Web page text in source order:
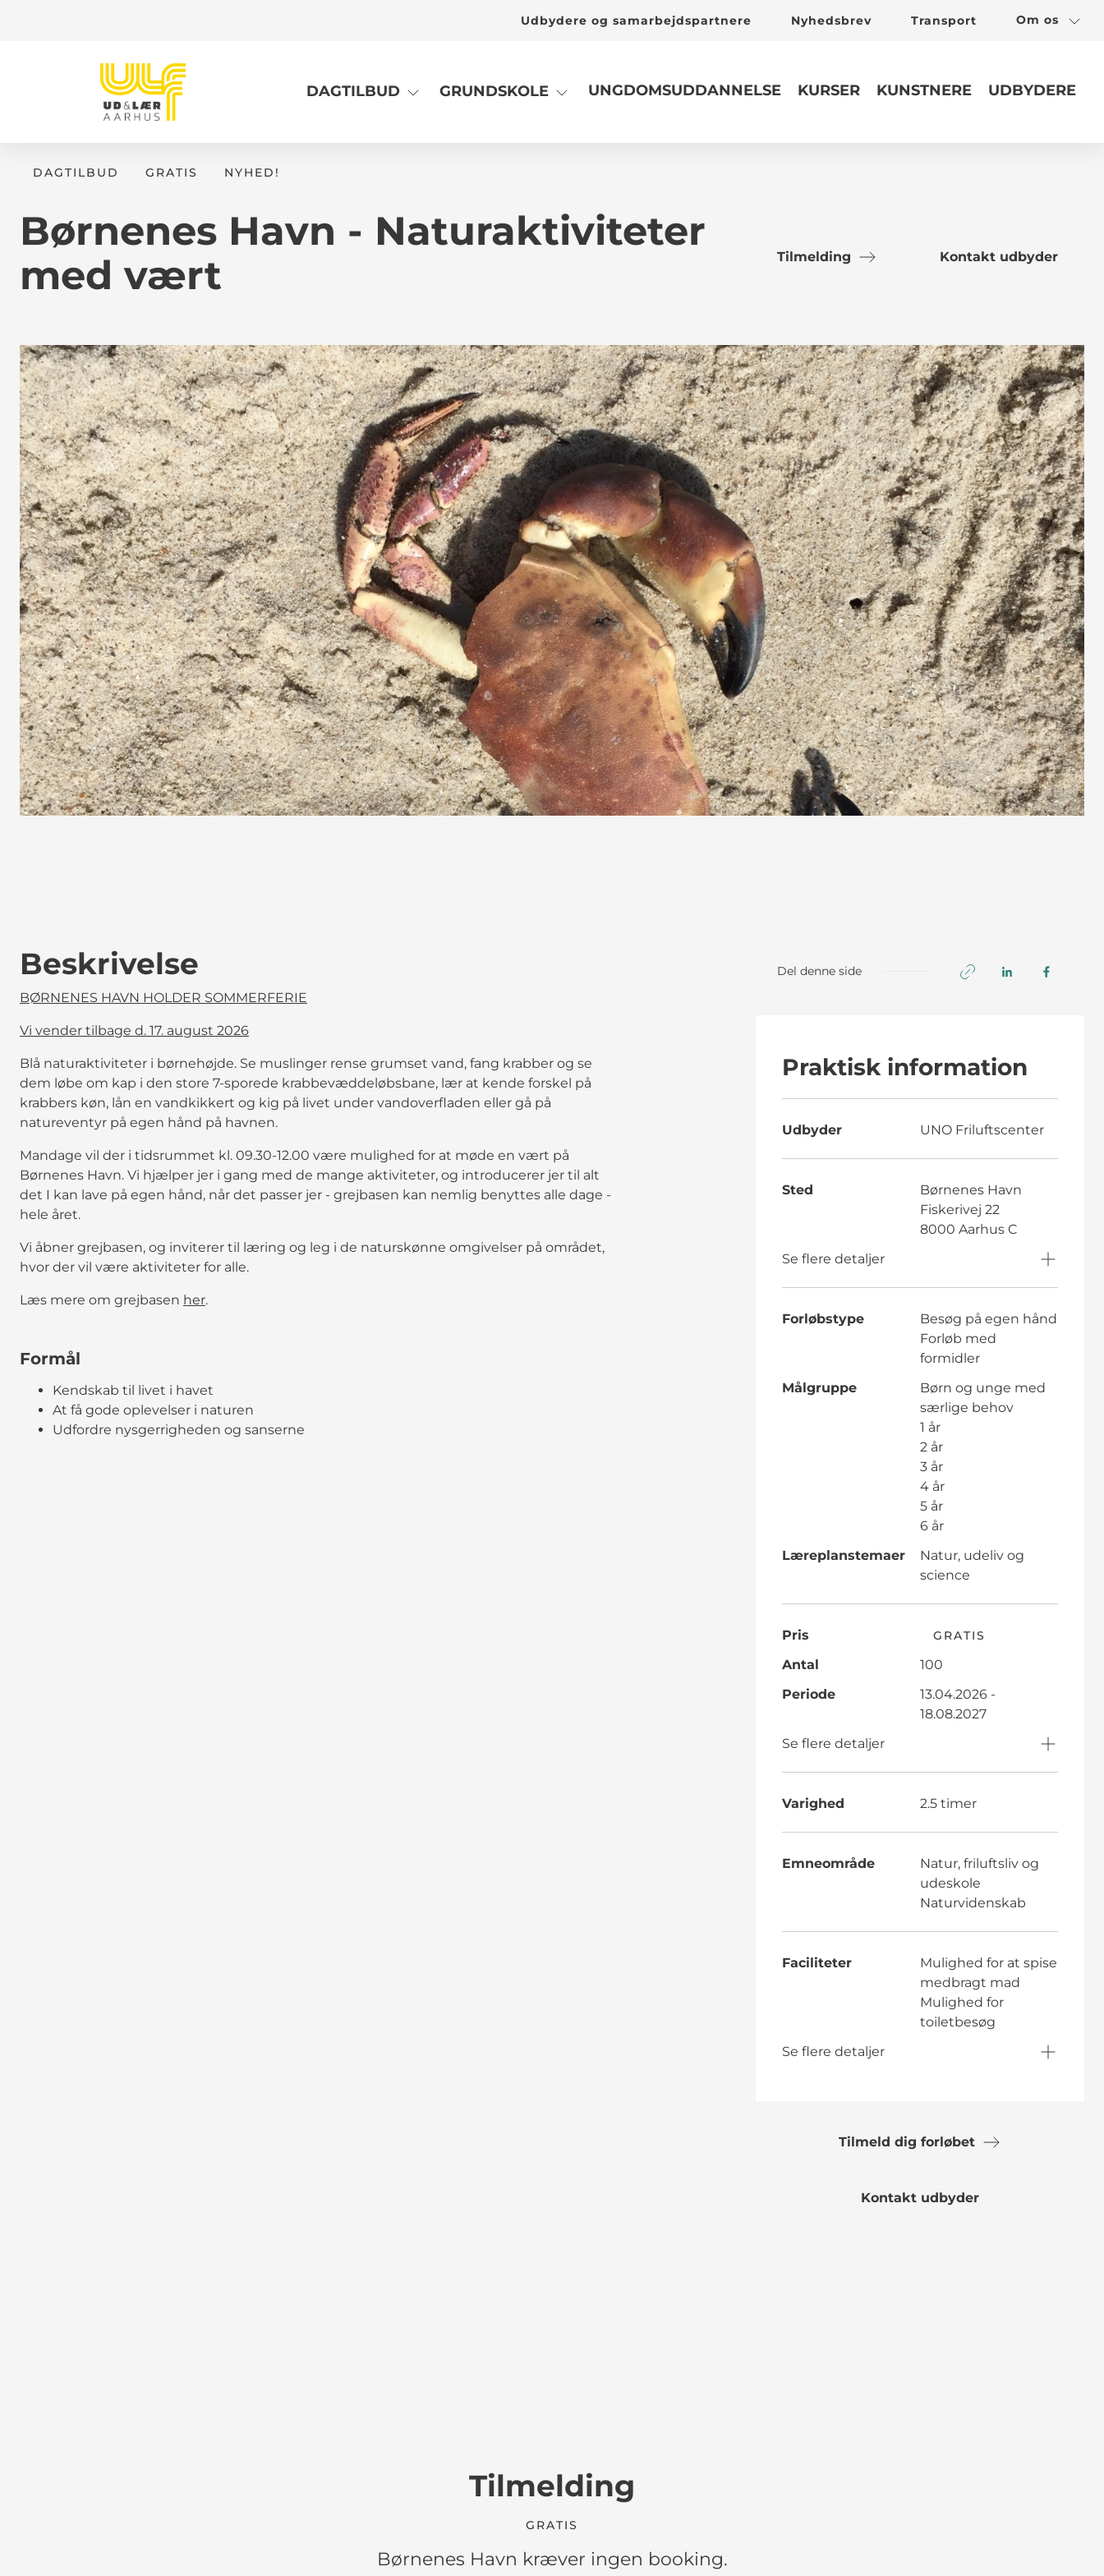
Udbydere og samarbejdspartnere Nyhedsbrev Transport Om os
DAGTILBUD GRUNDSKOLE UNGDOMSUDDANNELSE KURSER KUNSTNERE UDBYDERE
DAGTILBUD GRATIS NYHED!
Børnenes Havn - Naturaktiviteter
med vært
Tilmelding Kontakt udbyder
Beskrivelse
BØRNENES HAVN HOLDER SOMMERFERIE
Vi vender tilbage d. 17. august 2026
Blå naturaktiviteter i børnehøjde. Se muslinger rense grumset vand, fang krabber og se
dem løbe om kap i den store 7-sporede krabbevæddeløbsbane, lær at kende forskel på
krabbers køn, lån en vandkikkert og kig på livet under vandoverfladen eller gå på
natureventyr på egen hånd på havnen.
Mandage vil der i tidsrummet kl. 09.30-12.00 være mulighed for at møde en vært på
Børnenes Havn. Vi hjælper jer i gang med de mange aktiviteter, og introducerer jer til alt
det I kan lave på egen hånd, når det passer jer - grejbasen kan nemlig benyttes alle dage -
hele året.
Vi åbner grejbasen, og inviterer til læring og leg i de naturskønne omgivelser på området,
hvor der vil være aktiviteter for alle.
Læs mere om grejbasen her.
Formål
Kendskab til livet i havet
At få gode oplevelser i naturen
Udfordre nysgerrigheden og sanserne
Del denne side
Praktisk information
Udbyder UNO Friluftscenter
Sted
Børnenes Havn
Fiskerivej 22
8000 Aarhus C
Se flere detaljer
Forløbstype
Besøg på egen hånd
Forløb med
formidler
Målgruppe
Børn og unge med
særlige behov
1 år
2 år
3 år
4 år
5 år
6 år
Læreplanstemaer
Natur, udeliv og
science
Pris GRATIS
Antal
100
Periode
13.04.2026 -
18.08.2027
Se flere detaljer
Varighed 2.5 timer
Emneområde
Natur, friluftsliv og
udeskole
Naturvidenskab
Faciliteter
Mulighed for at spise
medbragt mad
Mulighed for
toiletbesøg
Se flere detaljer
Tilmeld dig forløbet
Kontakt udbyder
Tilmelding
GRATIS
Børnenes Havn kræver ingen booking.